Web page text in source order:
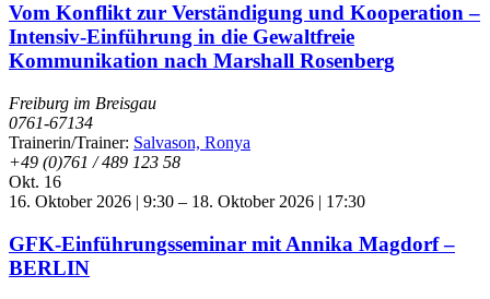
Vom Konflikt zur Verständigung und Kooperation –
Intensiv-Einführung in die Gewaltfreie
Kommunikation nach Marshall Rosenberg
Freiburg im Breisgau
0761-67134
Trainerin/Trainer: Salvason, Ronya
+49 (0)761 / 489 123 58
Okt. 16
16. Oktober 2026 | 9:30 – 18. Oktober 2026 | 17:30
GFK-Einführungsseminar mit Annika Magdorf –
BERLIN